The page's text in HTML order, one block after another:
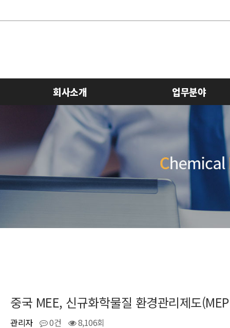
회사소개 업무분야
중국 MEE, 신규화학물질 환경관리제도
관리자 0건 8,106회